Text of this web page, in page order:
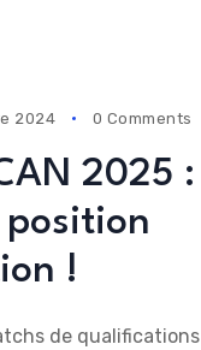
2024 0 Comments
2025 :
position
!
de qualifications